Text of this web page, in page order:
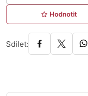
Hodnotit
Sdílet: